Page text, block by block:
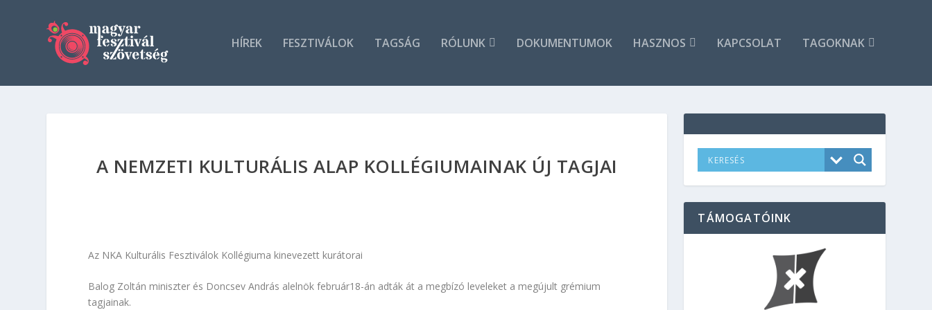
HÍREK FESZTIVÁLOK TAGSÁG RÓLUNK DOKUMENTUMOK HASZNOS KAPCSOLAT TAGOKNAK
A NEMZETI KULTURÁLIS ALAP KOLLÉGIUMAINAK ÚJ TAGJAI
Az NKA Kulturális Fesztiválok Kollégiuma kinevezett kurátorai
Balog Zoltán miniszter és Doncsev András alelnök február18-án adták át a megbízó leveleket a megújult grémium
tagjainak.
TÁMOGATÓINK